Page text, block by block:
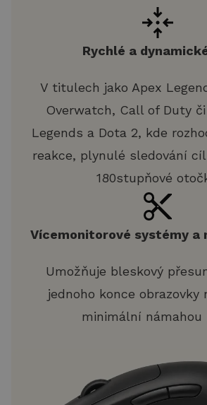
Rychlé a
V titulech jako Apex
Overwatch, Call of Duty
Legends a Dota 2, kde
reakce, plynulé sledování
180stupňové
Vícemonitorové systémy
Umožňuje bleskový
jednoho konce obrazovky
minimální námahou